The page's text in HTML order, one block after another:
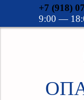
Verification:
+7 (918)
9:00 —